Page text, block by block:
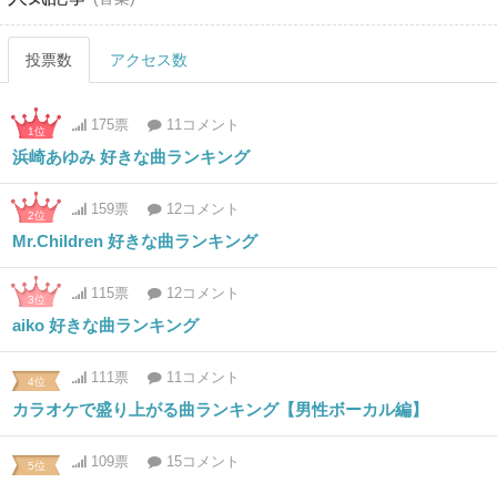
投票数 アクセス数
1位 175票 11コメント
浜崎あゆみ 好きな曲ランキング
2位 159票 12コメント
Mr.Children 好きな曲ランキング
3位 115票 12コメント
aiko 好きな曲ランキング
4位 111票 11コメント
カラオケで盛り上がる曲ランキング【男性ボーカル編】
5位 109票 15コメント